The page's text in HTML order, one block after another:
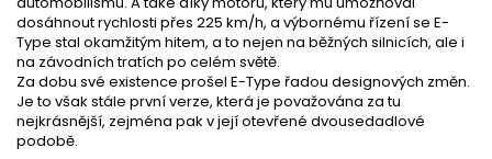
dosáhnout rychlosti přes 225 km/h, a výbornému řízení se E-
Type stal okamžitým hitem, a to nejen na běžných silnicích, ale i
na závodních tratích po celém světě.
Za dobu své existence prošel E-Type řadou designových změn.
Je to však stále první verze, která je považována za tu
nejkrásnější, zejména pak v její otevřené dvousedadlové
podobě.